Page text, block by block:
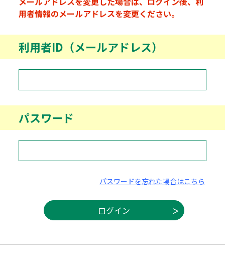
用者情報のメールアドレスを変更ください。
利用者ID（メールアドレス）
パスワード
パスワードを忘れた場合はこちら